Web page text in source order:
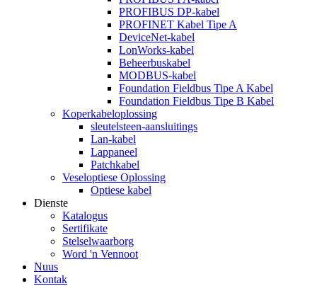
PROFIBUS DP-kabel
PROFINET Kabel Tipe A
DeviceNet-kabel
LonWorks-kabel
Beheerbuskabel
MODBUS-kabel
Foundation Fieldbus Tipe A Kabel
Foundation Fieldbus Tipe B Kabel
Koperkabeloplossing
sleutelsteen-aansluitings
Lan-kabel
Lappaneel
Patchkabel
Veseloptiese Oplossing
Optiese kabel
Dienste
Katalogus
Sertifikate
Stelselwaarborg
Word 'n Vennoot
Nuus
Kontak